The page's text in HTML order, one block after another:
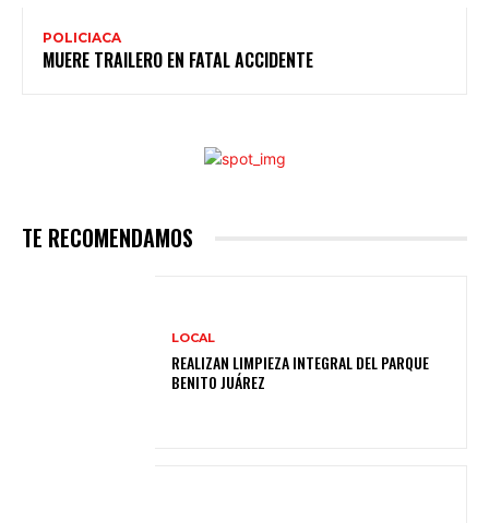
POLICIACA
MUERE TRAILERO EN FATAL ACCIDENTE
TE RECOMENDAMOS
LOCAL
REALIZAN LIMPIEZA INTEGRAL DEL PARQUE
BENITO JUÁREZ